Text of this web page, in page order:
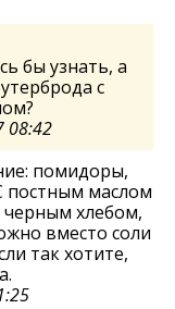
бы узнать, а
с
08:42
помидоры,
постным маслом
черным хлебом,
вместо соли
так хотите,